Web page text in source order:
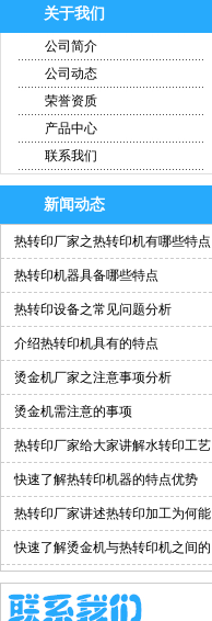
关于我们
公司简介
公司动态
荣誉资质
产品中心
联系我们
新闻动态
热转印厂家之热转印机有哪些特点
热转印机器具备哪些特点
热转印设备之常见问题分析
介绍热转印机具有的特点
烫金机厂家之注意事项分析
烫金机需注意的事项
热转印厂家给大家讲解水转印工艺
的优点
快速了解热转印机器的特点优势
热转印厂家讲述热转印加工为何能
越走越远
快速了解烫金机与热转印机之间的
差别